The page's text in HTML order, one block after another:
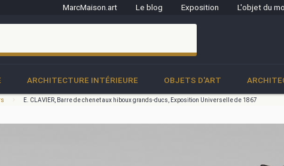
MarcMaison.art Le blog Exposition L'objet du
ARCHITECTURE INTÉRIEURE OBJETS D'ART
E. CLAVIER, Barre de chenet aux hiboux grands-ducs, Exposition Universelle de 1867